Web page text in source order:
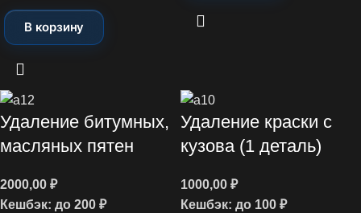
В корзину
Удаление битумных,
масляных пятен
2000,00 ₽
Кешбэк: до 200 ₽
Удаление краски с
кузова (1 деталь)
1000,00 ₽
Кешбэк: до 100 ₽